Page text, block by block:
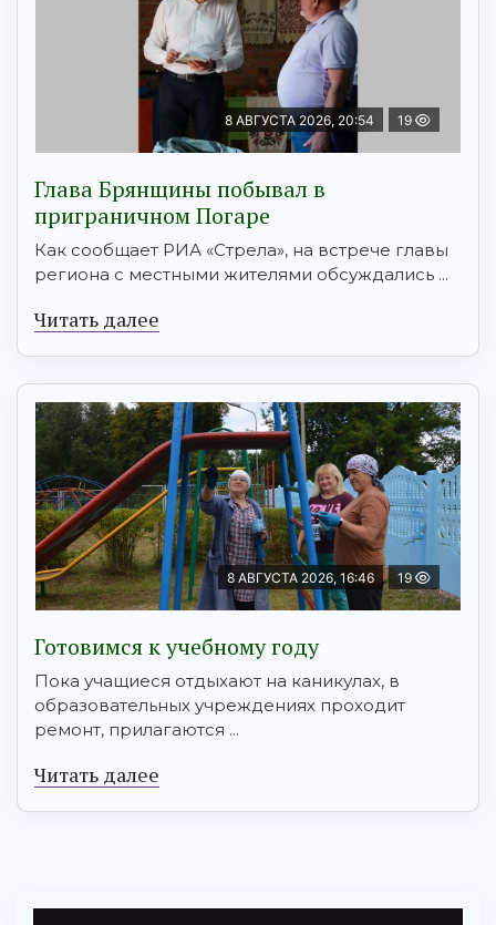
8 АВГУСТА 2026, 20:54 19
Глава Брянщины побывал в
приграничном Погаре
Как сообщает РИА «Стрела», на встрече главы
региона с местными жителями обсуждались ...
Читать далее
8 АВГУСТА 2026, 16:46 19
Готовимся к учебному году
Пока учащиеся отдыхают на каникулах, в
образовательных учреждениях проходит
ремонт, прилагаются ...
Читать далее